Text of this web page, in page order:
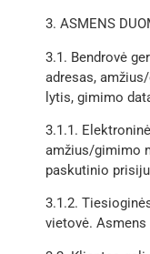
3. ASMENS
3.1. Bendrovė
adresas,
lytis, gimimo
3.1.1.
amžius/gimimo
paskutinio
3.1.2.
vietovė.